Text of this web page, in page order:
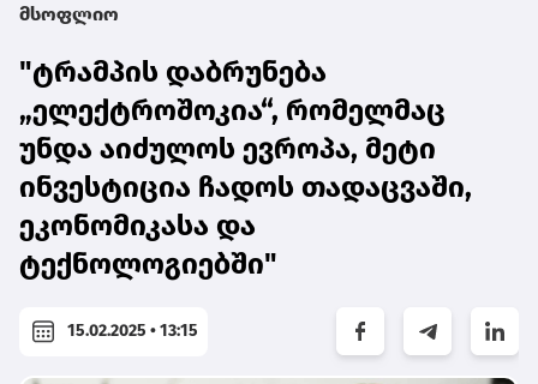
მსოფლიო
"ტრამპის დაბრუნება
„ელექტროშოკია“, რომელმაც
უნდა აიძულოს ევროპა, მეტი
ინვესტიცია ჩადოს თადაცვაში,
ეკონომიკასა და
ტექნოლოგიებში"
15.02.2025 • 13:15